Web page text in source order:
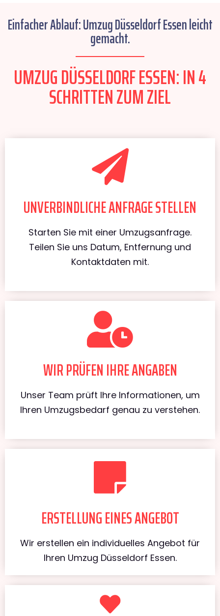
Einfacher Ablauf: Umzug Düsseldorf Essen leicht
gemacht.
UMZUG DÜSSELDORF ESSEN: IN 4
SCHRITTEN ZUM ZIEL
UNVERBINDLICHE ANFRAGE STELLEN
Starten Sie mit einer Umzugsanfrage.
Teilen Sie uns Datum, Entfernung und
Kontaktdaten mit.
WIR PRÜFEN IHRE ANGABEN
Unser Team prüft Ihre Informationen, um
Ihren Umzugsbedarf genau zu verstehen.
ERSTELLUNG EINES ANGEBOT
Wir erstellen ein individuelles Angebot für
Ihren Umzug Düsseldorf Essen.